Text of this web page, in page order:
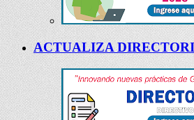
ACTUALIZA